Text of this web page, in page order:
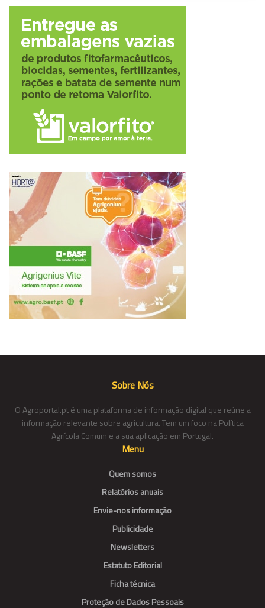
Sobre Nós
O Agroportal.pt é uma plataforma de informação digital que reúne a
informação relevante sobre agricultura. Tem um foco na Política
Agrícola Comum e a sua aplicação em Portugal.
Menu
Quem somos
Relatórios anuais
Envie-nos informação
Publicidade
Newsletters
Estatuto Editorial
Ficha técnica
Proteção de Dados Pessoais